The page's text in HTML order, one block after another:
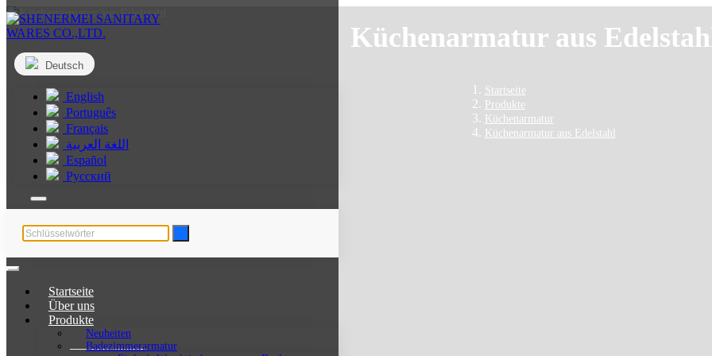
Deutsch
English
Português
Français
اللغة العربية
Español
Русский
Startseite
Über uns
Produkte
Neuheiten
Badezimmerarmatur
Küchenarmatur aus
Startseite
Produkte
Küchenarmatur
Küchenarmatur aus Edelstahl